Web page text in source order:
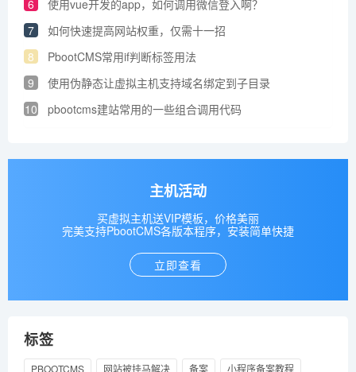
6
使用vue开发的app，如何调用微信登入啊？
7
如何快速提高网站权重，仅需十一招
8
PbootCMS常用if判断标签用法
9
使用伪静态让虚拟主机支持域名绑定到子目录
10
pbootcms建站常用的一些组合调用代码
主机活动
买虚拟主机送VIP模板，价格美丽
完美支持PbootCMS各版本程序，安装简单快捷
立即查看
标签
PBOOTCMS 网站被挂马解决 备案 小程序备案教程